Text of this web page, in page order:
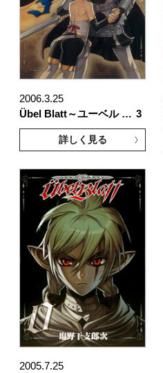
2006.3.25
Übel Blatt～ユーベル … 3
詳しく見る
2005.7.25